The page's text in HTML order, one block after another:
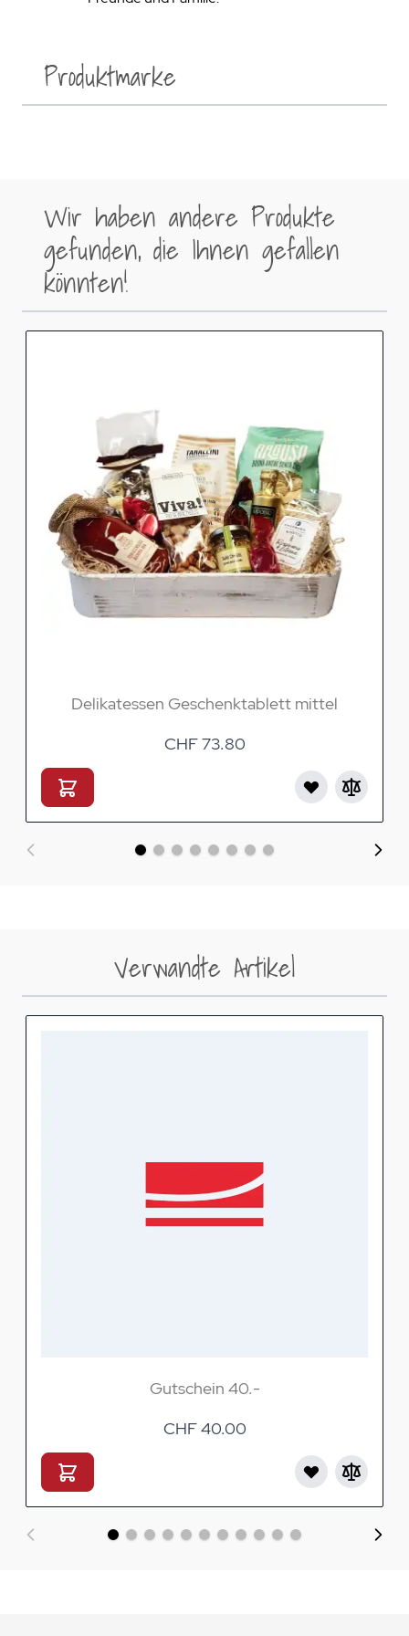
Produktmarke
Wir haben andere Produkte
gefunden, die Ihnen gefallen
könnten!
Delikatessen Geschenktablett mittel
CHF 73.80
Verwandte Artikel
Gutschein 40.-
CHF 40.00